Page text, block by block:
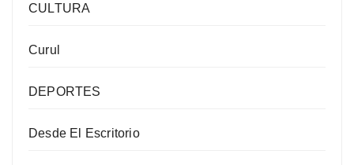
CULTURA
Curul
DEPORTES
Desde El Escritorio